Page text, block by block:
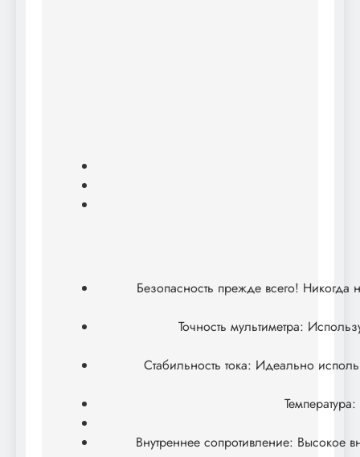
Безопасность прежде всего! Никогда
Точность мультиметра:
Стабильность тока: Идеально
Внутреннее сопротивление: Высокое